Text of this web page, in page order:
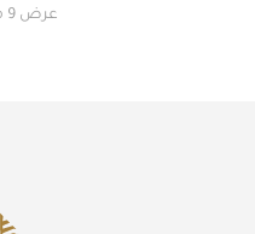
عرض ⁦9⁩ من كل النتائج